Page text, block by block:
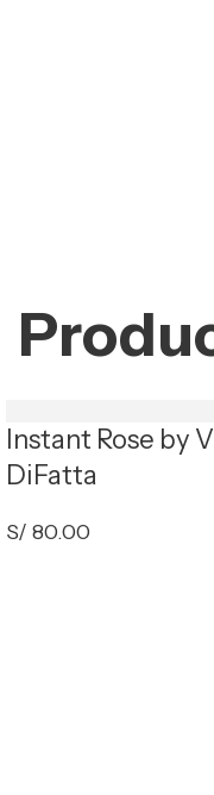
Instant Rose by
DiFatta
S/ 80.00